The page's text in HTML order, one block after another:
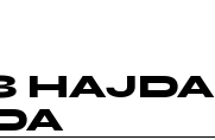
HAJDA